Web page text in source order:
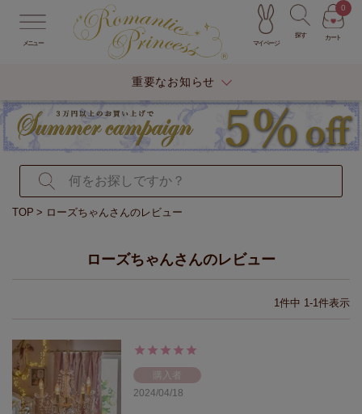
メニュー マイページ
探す カート
0
重要なお知らせ
TOP ローズちゃんさんのレビュー
ローズちゃんさんのレビュー
1件中 1-1件表示
購入者
2024/04/18